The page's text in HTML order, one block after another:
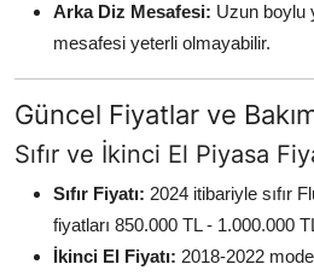
Arka Diz Mesafesi: Uzun boylu
mesafesi yeterli olmayabilir.
Güncel Fiyatlar ve
Sıfır ve İkinci El Piyasa
Sıfır Fiyatı: 2024 itibariyle sıfır
fiyatları 850.000 TL - 1.000.000
İkinci El Fiyatı: 2018-2022